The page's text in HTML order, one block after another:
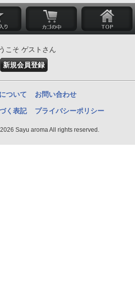
こそ ゲストさん
新規会員登録
ついて お問い合わせ
く表記 プライバシーポリシー
Sayu aroma All rights reserved.